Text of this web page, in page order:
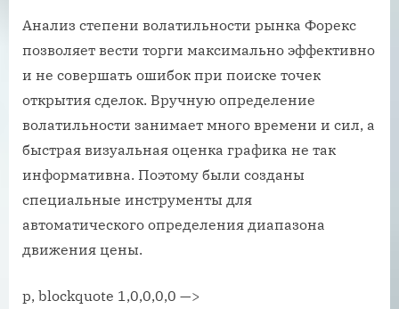
Анализ степени волатильности рынка Форекс
позволяет вести торги максимально эффективно
и не совершать ошибок при поиске точек
открытия сделок. Вручную определение
волатильности занимает много времени и сил, а
быстрая визуальная оценка графика не так
информативна. Поэтому были созданы
специальные инструменты для
автоматического определения диапазона
движения цены.
p, blockquote 1,0,0,0,0 —>